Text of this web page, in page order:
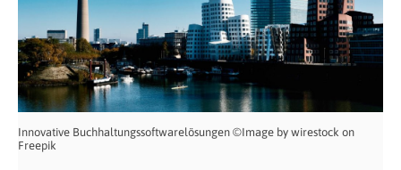
Innovative Buchhaltungssoftwarelösungen ©Image by wirestock on
Freepik